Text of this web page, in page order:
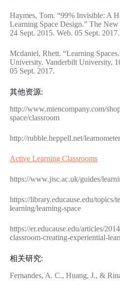
Haymes, Tom. “99% Invisible: A
Learning Space Design.” The
24 Sept. 2015. Web. 05 Sept. 2017.
Mcdaniel, Rhett. “Learning
University. Vanderbilt University,
05 Sept. 2017.
其他资源:
http://www.miencompany.com/
space/classroom
http://rubble.heppell.net/
Active Learning Classrooms
https://www.jisc.ac.uk/guides/
https://library.educause.edu/topics/
learning/learning-space
https://er.educause.edu/articles/
classroom-creating-experiential-
相关研究:
Fernandes, A. C., Huang, J., &